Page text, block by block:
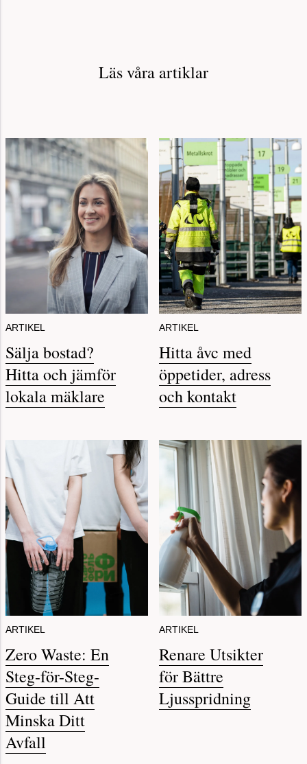
Läs våra artiklar
Sälja bostad?
Hitta och jämför
lokala mäklare
Hitta åvc med
öppetider, adress
och kontakt
Zero Waste: En
Steg-för-Steg-
Guide till Att
Minska Ditt
Avfall
Renare Utsikter
för Bättre
Ljusspridning